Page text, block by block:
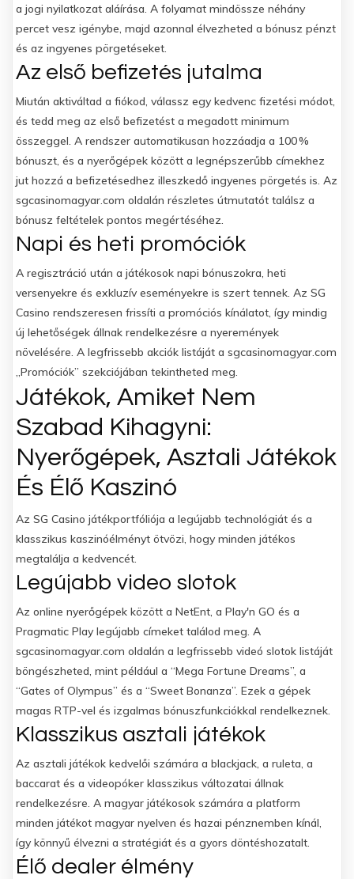
a jogi nyilatkozat aláírása. A folyamat mindössze néhány
percet vesz igénybe, majd azonnal élvezheted a bónusz pénzt
és az ingyenes pörgetéseket.
Az első befizetés jutalma
Miután aktiváltad a fiókod, válassz egy kedvenc fizetési módot,
és tedd meg az első befizetést a megadott minimum
összeggel. A rendszer automatikusan hozzáadja a 100 %
bónuszt, és a nyerőgépek között a legnépszerűbb címekhez
jut hozzá a befizetésedhez illeszkedő ingyenes pörgetés is. Az
sgcasinomagyar.com oldalán részletes útmutatót találsz a
bónusz feltételek pontos megértéséhez.
Napi és heti promóciók
A regisztráció után a játékosok napi bónuszokra, heti
versenyekre és exkluzív eseményekre is szert tennek. Az SG
Casino rendszeresen frissíti a promóciós kínálatot, így mindig
új lehetőségek állnak rendelkezésre a nyeremények
növelésére. A legfrissebb akciók listáját a sgcasinomagyar.com
„Promóciók” szekciójában tekintheted meg.
Játékok, Amiket Nem
Szabad Kihagyni:
Nyerőgépek, Asztali Játékok
És Élő Kaszinó
Az SG Casino játékportfóliója a legújabb technológiát és a
klasszikus kaszinóélményt ötvözi, hogy minden játékos
megtalálja a kedvencét.
Legújabb video slotok
Az online nyerőgépek között a NetEnt, a Play'n GO és a
Pragmatic Play legújabb címeket találod meg. A
sgcasinomagyar.com oldalán a legfrissebb videó slotok listáját
böngészheted, mint például a “Mega Fortune Dreams”, a
“Gates of Olympus” és a “Sweet Bonanza”. Ezek a gépek
magas RTP-vel és izgalmas bónuszfunkciókkal rendelkeznek.
Klasszikus asztali játékok
Az asztali játékok kedvelői számára a blackjack, a ruleta, a
baccarat és a videopóker klasszikus változatai állnak
rendelkezésre. A magyar játékosok számára a platform
minden játékot magyar nyelven és hazai pénznemben kínál,
így könnyű élvezni a stratégiát és a gyors döntéshozatalt.
Élő dealer élmény